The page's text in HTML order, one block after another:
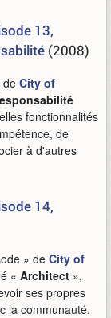
13,
(2008)
deCity of
fonctionnalités
de
à d'autres
14,
» deCity of
« Architect »,
ses propres
la communauté.